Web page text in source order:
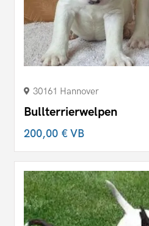
30161 Hannover
Bullterrierwelpen
200,00 €VB